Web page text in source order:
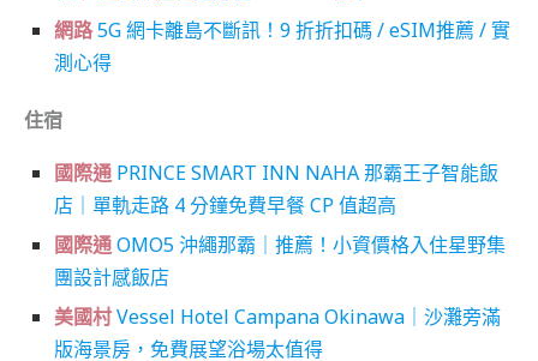
網路5G 網卡離島不斷訊！9 折折扣碼 / eSIM推薦 / 實
測心得
住宿
國際通 PRINCE SMART INN NAHA 那霸王子智能飯
店｜單軌走路 4 分鐘免費早餐 CP 值超高
國際通OMO5 沖繩那霸｜推薦！小資價格入住星野集
團設計感飯店
美國村Vessel Hotel Campana Okinawa｜沙灘旁滿
版海景房，免費展望浴場太值得